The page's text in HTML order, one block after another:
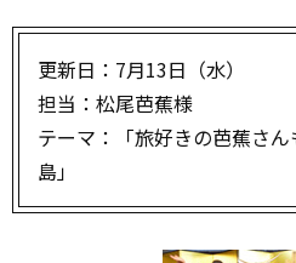
更新日：7月13日（水）
担当：松尾芭蕉様
テーマ：「旅好きの芭蕉さ
島」